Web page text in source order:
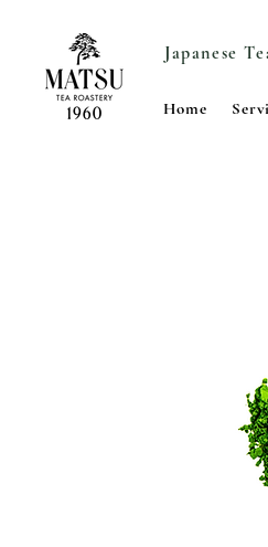
Japanese
Home